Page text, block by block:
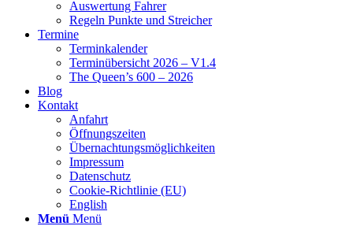
Auswertung Fahrer
Regeln Punkte und Streicher
Termine
Terminkalender
Terminübersicht 2026 – V1.4
The Queen’s 600 – 2026
Blog
Kontakt
Anfahrt
Öffnungszeiten
Übernachtungsmöglichkeiten
Impressum
Datenschutz
Cookie-Richtlinie (EU)
English
Menü Menü